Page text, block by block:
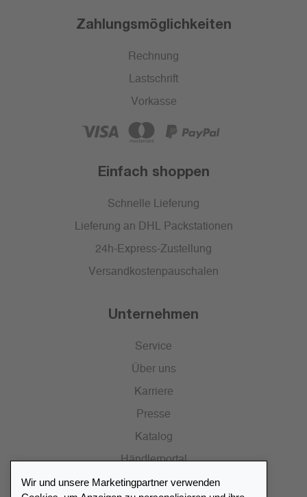
Zahlungsmöglichkeiten
Rechnung
Lastschrift
Vorkasse
Einfach shoppen
Schnelle Lieferung
Lieferung an DHL Packstationen
24h-Express-Zustellung
Versandkostenpauschalen
Unternehmen
Service
Über uns
Karriere
Presse
Katalog
Händlerportal
Wir und unsere Marketingpartner verwenden